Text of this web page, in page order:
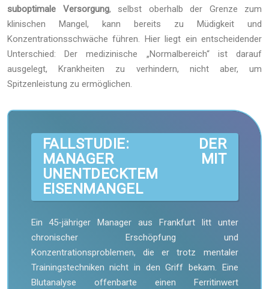
suboptimale Versorgung, selbst oberhalb der Grenze zum
klinischen Mangel, kann bereits zu Müdigkeit und
Konzentrationsschwäche führen. Hier liegt ein entscheidender
Unterschied: Der medizinische „Normalbereich“ ist darauf
ausgelegt, Krankheiten zu verhindern, nicht aber, um
Spitzenleistung zu ermöglichen.
FALLSTUDIE: DER
MANAGER MIT
UNENTDECKTEM
EISENMANGEL
Ein 45-jähriger Manager aus Frankfurt litt unter
chronischer Erschöpfung und
Konzentrationsproblemen, die er trotz mentaler
Trainingstechniken nicht in den Griff bekam. Eine
Blutanalyse offenbarte einen Ferritinwert